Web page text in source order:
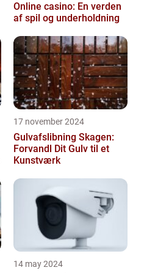
Online casino: En verden
af spil og underholdning
17 november 2024
Gulvafslibning Skagen:
Forvandl Dit Gulv til et
Kunstværk
14 may 2024